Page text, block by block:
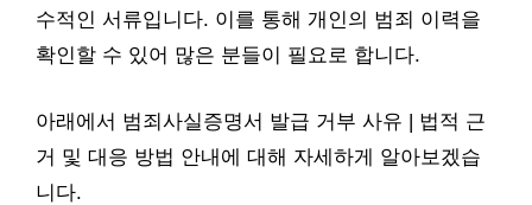
수적인 서류입니다. 이를 통해 개인의 범죄 이력을
확인할 수 있어 많은 분들이 필요로 합니다.
아래에서 범죄사실증명서 발급 거부 사유 | 법적 근
거 및 대응 방법 안내에 대해 자세하게 알아보겠습
니다.